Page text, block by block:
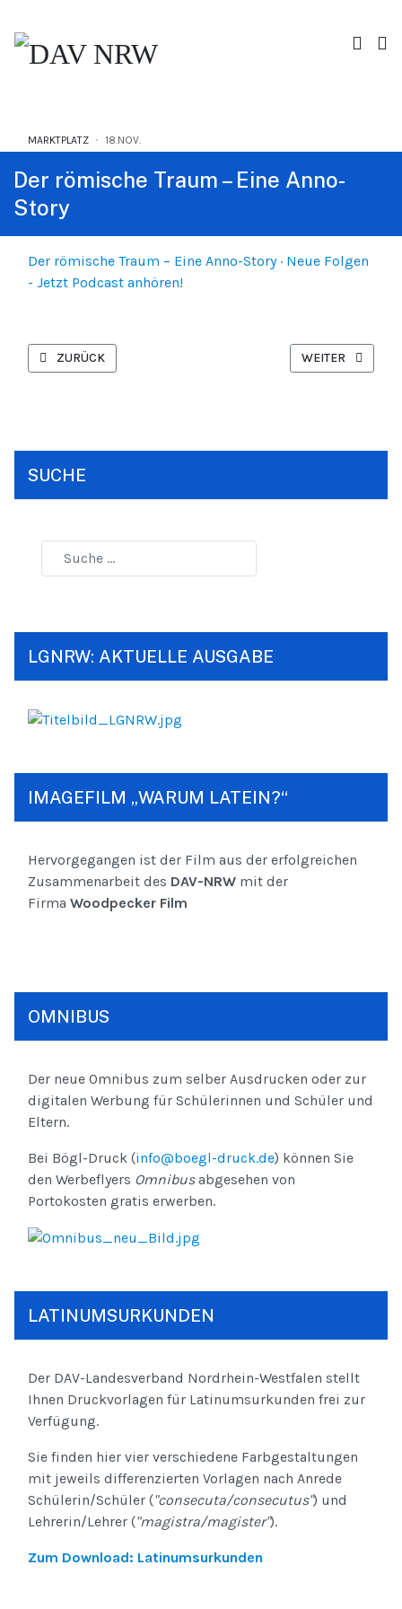
MARKTPLATZ 18.NOV.
Der römische Traum – Eine Anno-
Story
Der römische Traum – Eine Anno-Story · Neue Folgen
- Jetzt Podcast anhören!
VORHERIGER BEITRAG: BÜCHERANGEBOT AUS NACHLASS
ZURÜCK NÄCHSTER
WEITER
SUCHE
LGNRW: AKTUELLE AUSGABE
IMAGEFILM „WARUM LATEIN?“
Hervorgegangen ist der Film aus der erfolgreichen
Zusammenarbeit des DAV-NRW mit der
Firma Woodpecker Film
OMNIBUS
Der neue Omnibus zum selber Ausdrucken oder zur
digitalen Werbung für Schülerinnen und Schüler und
Eltern.
Bei Bögl-Druck (info@boegl-druck.de) können Sie
den Werbeflyers Omnibusabgesehen von
Portokosten gratis erwerben.
LATINUMSURKUNDEN
Der DAV-Landesverband Nordrhein-Westfalen stellt
Ihnen Druckvorlagen für Latinumsurkunden frei zur
Verfügung.
Sie finden hier vier verschiedene Farbgestaltungen
mit jeweils differenzierten Vorlagen nach Anrede
Schülerin/Schüler ("consecuta/consecutus") und
Lehrerin/Lehrer ("magistra/magister").
Zum Download: Latinumsurkunden